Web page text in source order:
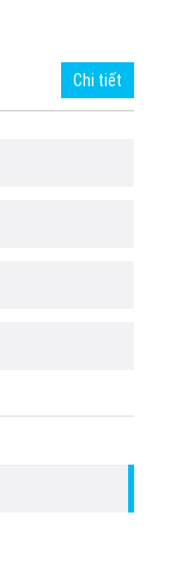
Chi tiết